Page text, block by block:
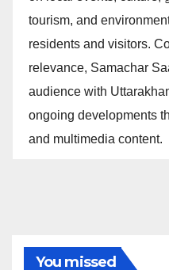
tourism, and
residents and visitors.
relevance, Samachar
audience with
ongoing developments
and multimedia content.
You missed